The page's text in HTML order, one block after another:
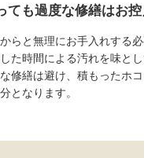
ても過度な修繕はお控
らと無理にお手入れする
た時間による汚れを味と
修繕は避け、積もったホ
となります。